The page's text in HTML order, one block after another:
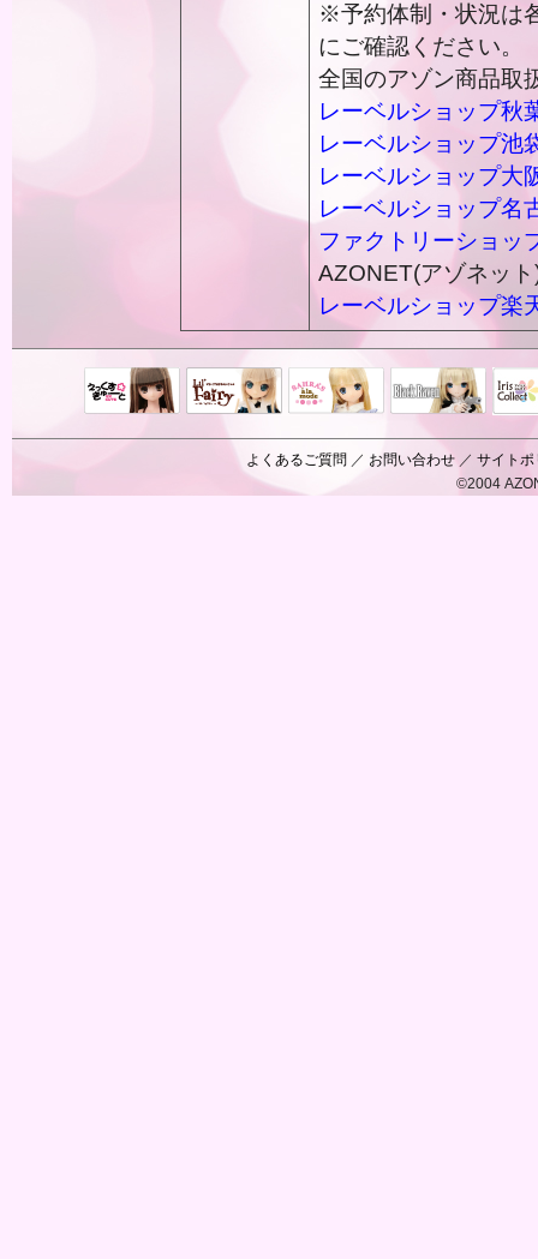
※予約体制・状況は
にご確認ください。
全国のアゾン商品取
レーベルショップ秋
レーベルショップ池
レーベルショップ大
レーベルショップ名
ファクトリーショッ
AZONET(アゾネット
レーベルショップ楽
よくあるご質問 ／ お問い合わせ ／ サイトポ
©2004